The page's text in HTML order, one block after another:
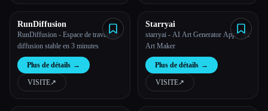
RunDiffusion
RunDiffusion - Espace de travail de
diffusion stable en 3 minutes
Plus de détails →
VISITE↗︎
Starryai
starryai - AI Art Generator App - AI
Art Maker
Plus de détails →
VISITE↗︎